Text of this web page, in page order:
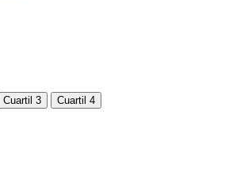
Cuartil 3 Cuartil 4